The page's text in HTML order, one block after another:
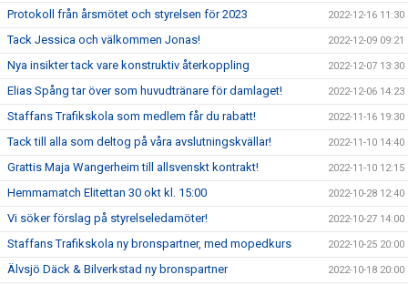
Protokoll från årsmötet och styrelsen för 2023 2022-12-16 11:30
Tack Jessica och välkommen Jonas! 2022-12-09 09:21
Nya insikter tack vare konstruktiv återkoppling 2022-12-07 13:30
Elias Spång tar över som huvudtränare för damlaget! 2022-12-06 14:23
Staffans Trafikskola som medlem får du rabatt! 2022-11-16 19:30
Tack till alla som deltog på våra avslutningskvällar! 2022-11-10 14:40
Grattis Maja Wangerheim till allsvenskt kontrakt! 2022-11-10 12:15
Hemmamatch Elitettan 30 okt kl. 15:00 2022-10-28 12:40
Vi söker förslag på styrelseledamöter! 2022-10-27 14:00
Staffans Trafikskola ny bronspartner, med mopedkurs 2022-10-25 20:00
Älvsjö Däck & Bilverkstad ny bronspartner 2022-10-18 20:00